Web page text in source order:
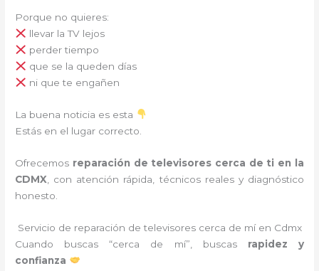
Porque no quieres:
llevar la TV lejos
perder tiempo
que se la queden días
ni que te engañen
La buena noticia es esta
Estás en el lugar correcto.
Ofrecemos reparación de televisores cerca de ti en la
CDMX , con atención rápida, técnicos reales y diagnóstico
honesto.
Servicio de reparación de televisores cerca de mí en Cdmx
Cuando buscas “cerca de mí”, buscas rapidez y
confianza